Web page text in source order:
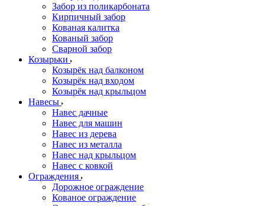
Забор из поликарбоната
Кирпичный забор
Кованая калитка
Кованый забор
Сварной забор
Козырьки
Козырёк над балконом
Козырёк над входом
Козырёк над крыльцом
Навесы
Навес дачные
Навес для машин
Навес из дерева
Навес из металла
Навес над крыльцом
Навес с ковкой
Ограждения
Дорожное ограждение
Кованое ограждение